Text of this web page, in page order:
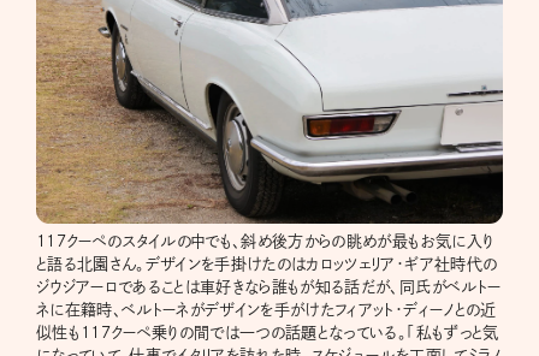
117クーペのスタイルの中でも、斜め後方からの眺めが最もお気に入り
と語る北園さん。デザインを手掛けたのはカロッツェリア・ギア社時代の
ジウジアーロであることは車好きなら誰もが知る話だが、同氏がベルトー
ネに在籍時、ベルトーネがデザインを手がけたフィアット・ディーノとの近
似性も117クーペ乗りの間では一つの話題となっている。「私もずっと気